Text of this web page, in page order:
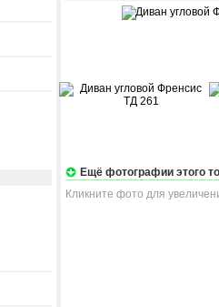
Ещё фотографии этого
Кликните фото для